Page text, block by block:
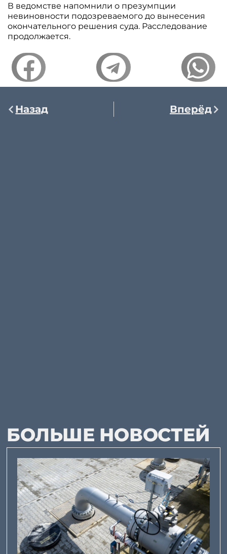
В ведомстве напомнили о презумпции
невиновности подозреваемого до вынесения
окончательного решения суда. Расследование
продолжается.
Назад Вперёд
БОЛЬШЕ НОВОСТЕЙ